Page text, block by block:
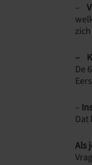
–
–
De
–
Dat
Als